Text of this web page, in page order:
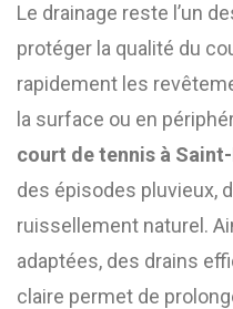
Le drainage reste l’un
protéger la qualité du
rapidement les
la surface ou en
court de tennis à
des épisodes pluvieux,
ruissellement naturel.
adaptées, des drains
claire permet de